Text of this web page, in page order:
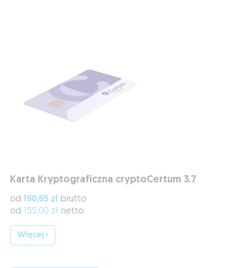
Karta Kryptograficzna cryptoCertum 3.7
od 190,65 zł brutto
od 155,00 zł netto
Więcej ›